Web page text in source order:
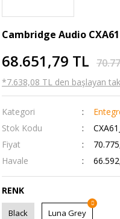
Cambridge Audio
68.651,79 TL
*7.638,08 TL den başlayan
Kategori
Stok Kodu
Fiyat
Havale
RENK
Black Luna Grey